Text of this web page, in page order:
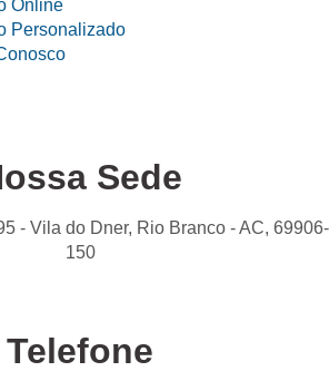
Online
Personalizado
Sede
- Vila do Dner, Rio Branco - AC, 69906-
150
Telefone